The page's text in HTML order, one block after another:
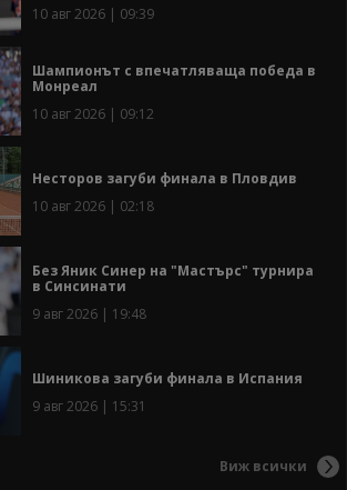
10 авг 2026 | 09:39
Шампионът с впечатляваща победа в
Монреал
10 авг 2026 | 09:12
Несторов загуби финала в Пловдив
10 авг 2026 | 02:18
Без Яник Синер на "Мастърс" турнира
в Синсинати
9 авг 2026 | 19:48
Шиникова загуби финала в Испания
9 авг 2026 | 15:31
Виж всички